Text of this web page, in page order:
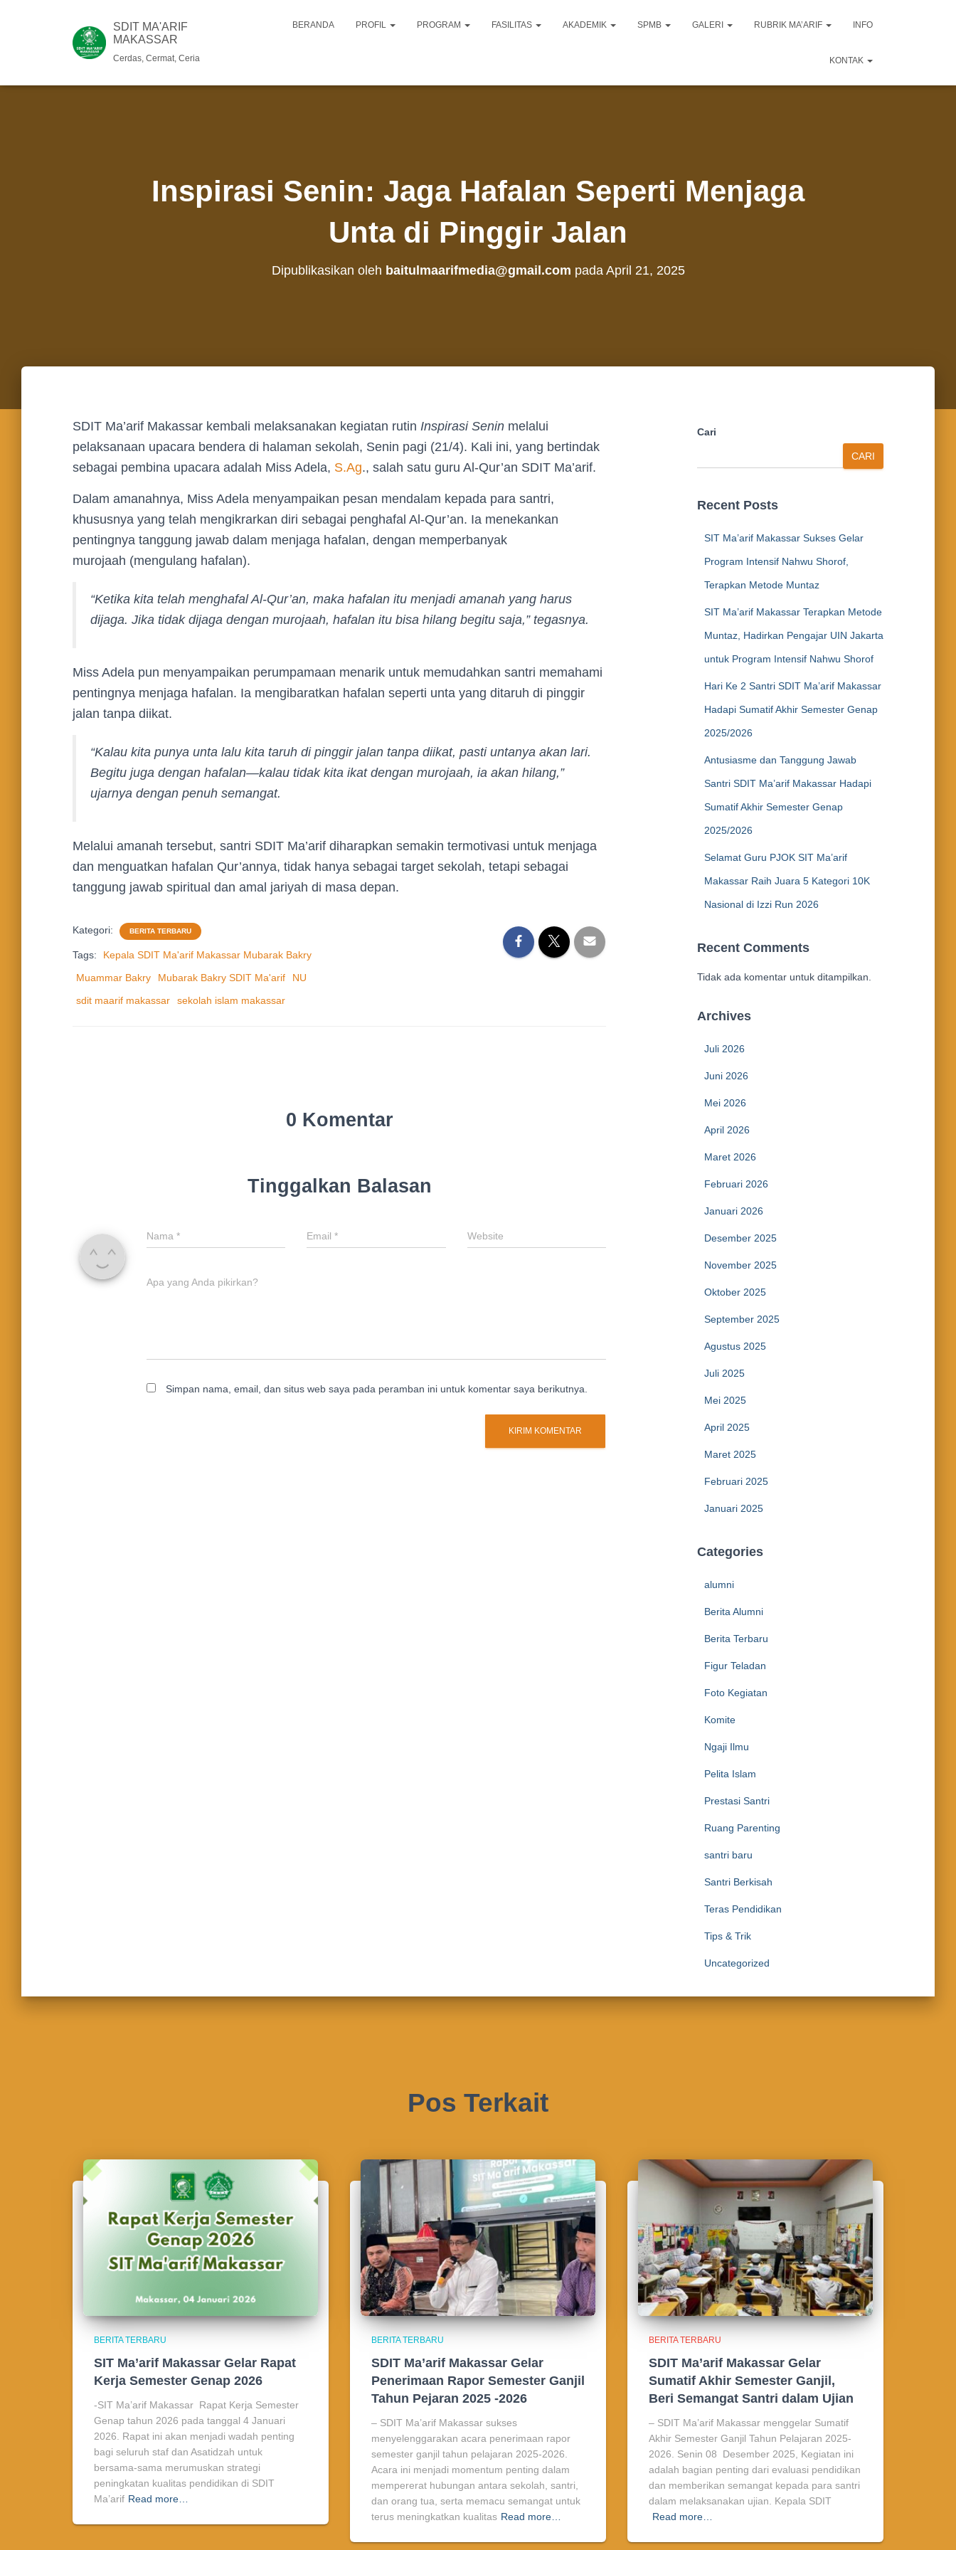
SDIT MA'ARIF
MAKASSAR
Cerdas, Cermat, Ceria
BERANDA PROFIL PROGRAM FASILITAS AKADEMIK SPMB GALERI RUBRIK MA’ARIF INFO
KONTAK
Inspirasi Senin: Jaga Hafalan Seperti Menjaga
Unta di Pinggir Jalan
Dipublikasikan oleh baitulmaarifmedia@gmail.com pada April 21, 2025
SDIT Ma’arif Makassar kembali melaksanakan kegiatan rutin Inspirasi Senin melalui
pelaksanaan upacara bendera di halaman sekolah, Senin pagi (21/4). Kali ini, yang bertindak
sebagai pembina upacara adalah Miss Adela, S.Ag., salah satu guru Al-Qur’an SDIT Ma’arif.
Dalam amanahnya, Miss Adela menyampaikan pesan mendalam kepada para santri,
khususnya yang telah mengikrarkan diri sebagai penghafal Al-Qur’an. Ia menekankan
pentingnya tanggung jawab dalam menjaga hafalan, dengan memperbanyak
murojaah (mengulang hafalan).
“Ketika kita telah menghafal Al-Qur’an, maka hafalan itu menjadi amanah yang harus
dijaga. Jika tidak dijaga dengan murojaah, hafalan itu bisa hilang begitu saja,” tegasnya.
Miss Adela pun menyampaikan perumpamaan menarik untuk memudahkan santri memahami
pentingnya menjaga hafalan. Ia mengibaratkan hafalan seperti unta yang ditaruh di pinggir
jalan tanpa diikat.
“Kalau kita punya unta lalu kita taruh di pinggir jalan tanpa diikat, pasti untanya akan lari.
Begitu juga dengan hafalan—kalau tidak kita ikat dengan murojaah, ia akan hilang,”
ujarnya dengan penuh semangat.
Melalui amanah tersebut, santri SDIT Ma’arif diharapkan semakin termotivasi untuk menjaga
dan menguatkan hafalan Qur’annya, tidak hanya sebagai target sekolah, tetapi sebagai
tanggung jawab spiritual dan amal jariyah di masa depan.
Kategori: BERITA TERBARU
Tags:
Kepala SDIT Ma'arif Makassar Mubarak Bakry
Muammar Bakry
Mubarak Bakry SDIT Ma'arif
NU
sdit maarif makassar
sekolah islam makassar
0 Komentar
Tinggalkan Balasan
Nama * Email* Website
Apa yang Anda pikirkan?
Simpan nama, email, dan situs web saya pada peramban ini untuk komentar saya berikutnya.
Cari
CARI
Recent Posts
SIT Ma’arif Makassar Sukses Gelar
Program Intensif Nahwu Shorof,
Terapkan Metode Muntaz
SIT Ma’arif Makassar Terapkan Metode
Muntaz, Hadirkan Pengajar UIN Jakarta
untuk Program Intensif Nahwu Shorof
Hari Ke 2 Santri SDIT Ma’arif Makassar
Hadapi Sumatif Akhir Semester Genap
2025/2026
Antusiasme dan Tanggung Jawab
Santri SDIT Ma’arif Makassar Hadapi
Sumatif Akhir Semester Genap
2025/2026
Selamat Guru PJOK SIT Ma’arif
Makassar Raih Juara 5 Kategori 10K
Nasional di Izzi Run 2026
Recent Comments
Tidak ada komentar untuk ditampilkan.
Archives
Juli 2026
Juni 2026
Mei 2026
April 2026
Maret 2026
Februari 2026
Januari 2026
Desember 2025
November 2025
Oktober 2025
September 2025
Agustus 2025
Juli 2025
Mei 2025
April 2025
Maret 2025
Februari 2025
Januari 2025
Categories
alumni
Berita Alumni
Berita Terbaru
Figur Teladan
Foto Kegiatan
Komite
Ngaji Ilmu
Pelita Islam
Prestasi Santri
Ruang Parenting
santri baru
Santri Berkisah
Teras Pendidikan
Tips & Trik
Uncategorized
Pos Terkait
BERITA TERBARU
SIT Ma’arif Makassar Gelar Rapat
Kerja Semester Genap 2026
-SIT Ma’arif Makassar Rapat Kerja Semester
Genap tahun 2026 pada tanggal 4 Januari
2026. Rapat ini akan menjadi wadah penting
bagi seluruh staf dan Asatidzah untuk
bersama-sama merumuskan strategi
peningkatan kualitas pendidikan di SDIT
Ma’arif Read more…
BERITA TERBARU
SDIT Ma’arif Makassar Gelar
Penerimaan Rapor Semester Ganjil
Tahun Pejaran 2025 -2026
– SDIT Ma’arif Makassar sukses
menyelenggarakan acara penerimaan rapor
semester ganjil tahun pelajaran 2025-2026.
Acara ini menjadi momentum penting dalam
mempererat hubungan antara sekolah, santri,
dan orang tua, serta memacu semangat untuk
terus meningkatkan kualitas Read more…
BERITA TERBARU
SDIT Ma’arif Makassar Gelar
Sumatif Akhir Semester Ganjil,
Beri Semangat Santri dalam Ujian
– SDIT Ma’arif Makassar menggelar Sumatif
Akhir Semester Ganjil Tahun Pelajaran 2025-
2026. Senin 08 Desember 2025, Kegiatan ini
adalah bagian penting dari evaluasi pendidikan
dan memberikan semangat kepada para santri
dalam melaksanakan ujian. Kepala SDIT
Read more…